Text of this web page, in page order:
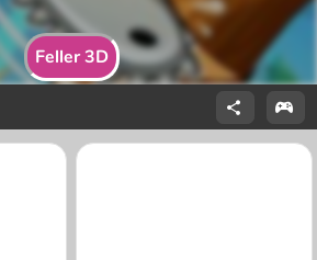
Feller 3D